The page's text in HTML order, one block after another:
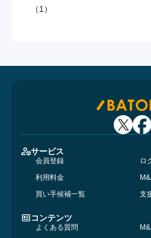
（1）
サービス
会員登録
ロ
利用料金
買い手候補一覧
支
コンテンツ
よくある質問